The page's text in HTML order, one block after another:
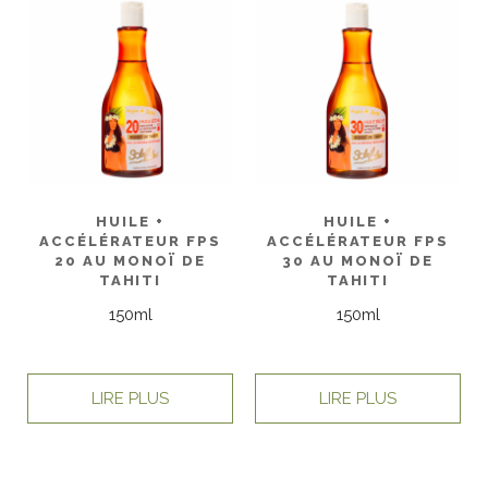
HUILE +
ACCÉLÉRATEUR FPS
20 AU MONOÏ DE
TAHITI
150ml
LIRE PLUS
HUILE +
ACCÉLÉRATEUR FPS
30 AU MONOÏ DE
TAHITI
150ml
LIRE PLUS